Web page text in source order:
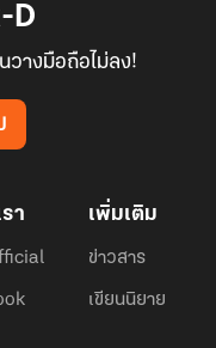
D
างมือถือไม่ลง!
า เพิ่มเติม
ข่าวสาร
เขียนนิยาย